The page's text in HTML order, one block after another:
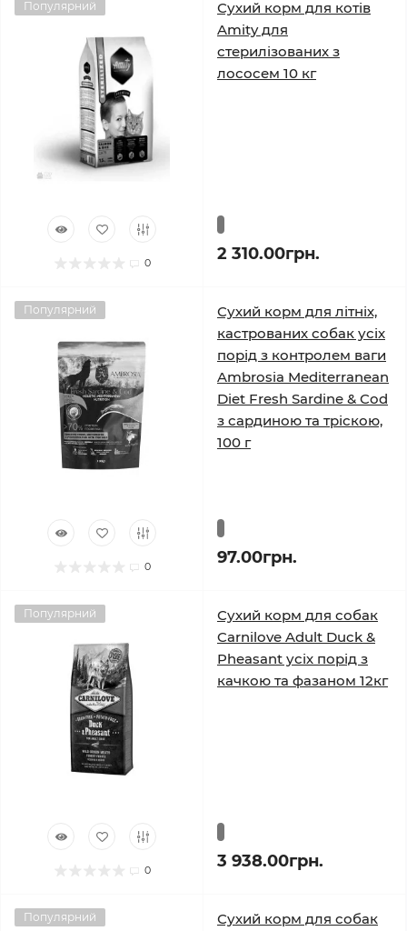
Популярний
0
Сухий корм для котів
Amity для
стерилізованих з
лососем 10 кг
2 310.00грн.
Популярний
0
Сухий корм для літніх,
кастрованих собак усіх
порід з контролем ваги
Ambrosia Mediterranean
Diet Fresh Sardine & Cod
з сардиною та тріскою,
100 г
97.00грн.
Популярний
0
Сухий корм для собак
Carnilove Adult Duck &
Pheasant усіх порід з
качкою та фазаном 12кг
3 938.00грн.
Популярний
Сухий корм для собак